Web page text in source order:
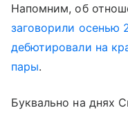
Напомним, об
заговорили осенью
дебютировали на
пары.
Буквально на днях